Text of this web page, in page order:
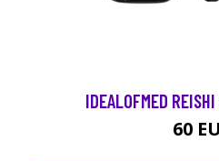
IDEALOFMED
60